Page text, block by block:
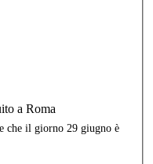
a Roma
che il giorno 29 giugno è